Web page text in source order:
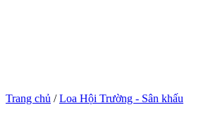
Trang chủ / Loa Hội Trường - Sân khấu